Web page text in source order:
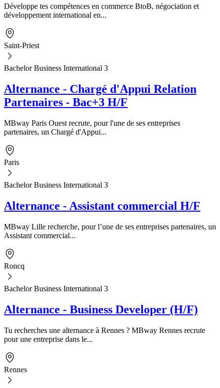
Développe tes compétences en commerce BtoB, négociation et
développement international en...
Saint-Priest
Bachelor Business International 3
Alternance - Chargé d'Appui Relation
Partenaires - Bac+3 H/F
MBway Paris Ouest recrute, pour l'une de ses entreprises
partenaires, un Chargé d'Appui...
Paris
Bachelor Business International 3
Alternance - Assistant commercial H/F
MBway Lille recherche, pour l’une de ses entreprises partenaires, un
Assistant commercial...
Roncq
Bachelor Business International 3
Alternance - Business Developer (H/F)
Tu recherches une alternance à Rennes ? MBway Rennes recrute
pour une entreprise dans le...
Rennes